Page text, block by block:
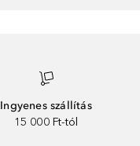
Ingyenes szállítás
15 000 Ft-tól